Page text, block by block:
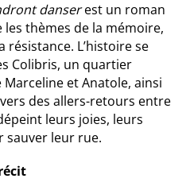
danserest un roman
thèmes de la mémoire,
L’histoire se
Colibris, un quartier
et Anatole, ainsi
des allers-retours entre
leurs joies, leurs
sauver leur rue.